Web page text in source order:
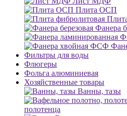
Плита ОСП
Фанера
Фильтры для воды
Флюгеры
Фольга алюминиевая
Хозяйственные товары
Ванны, тазы
полотенца